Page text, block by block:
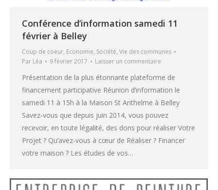
Conférence d’information samedi 11
février à Belley
Coup de coeur, Economie, Société, Vie des communes
Par Léa 9 février 2017 Laisser un commentaire
Présentation de la plus étonnante plateforme de
financement participative Réunion d’information le
samedi 11 à 15h à la Maison St Anthelme à Belley
Savez-vous que depuis juin 2014, vous pouvez
recevoir, en toute légalité, des dons pour réaliser Votre
Projet ? Qu’avez-vous à cœur de Réaliser ? Financer
votre maison ? Les études de vos…